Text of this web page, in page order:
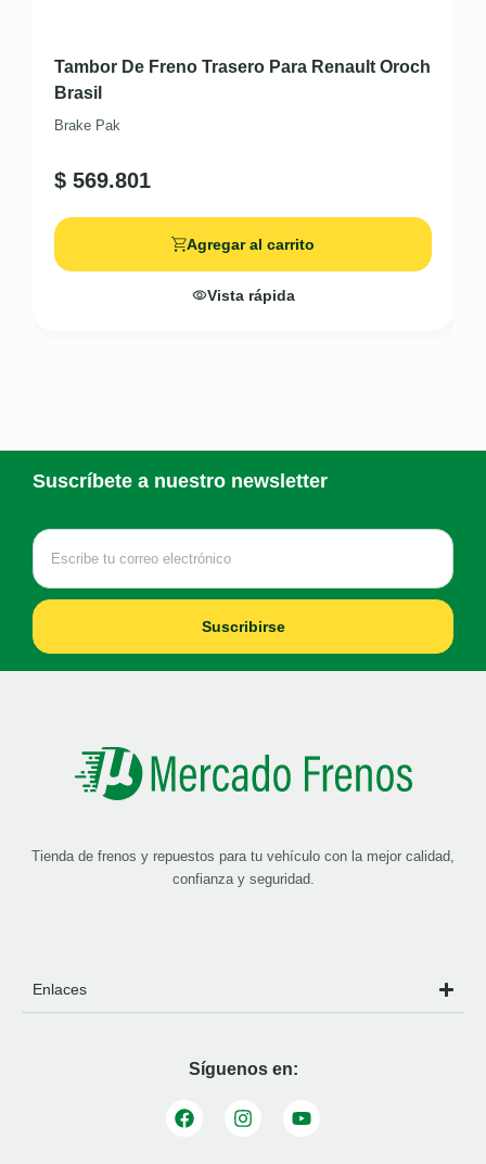
Tambor De Freno Trasero Para Renault Oroch
Brasil
Brake Pak
$ 569.801
Agregar al carrito
Vista rápida
Suscríbete a nuestro newsletter
Suscribirse
Tienda de frenos y repuestos para tu vehículo con la mejor calidad,
confianza y seguridad.
Enlaces
Síguenos en: